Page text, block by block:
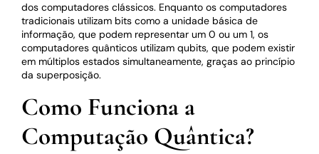
dos computadores clássicos. Enquanto os computadores
tradicionais utilizam bits como a unidade básica de
informação, que podem representar um 0 ou um 1, os
computadores quânticos utilizam qubits, que podem existir
em múltiplos estados simultaneamente, graças ao princípio
da superposição.
Como Funciona a
Computação Quântica?